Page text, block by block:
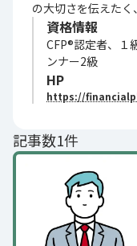
の大切さを伝えたく
資格情報
CFP®認定者、１
ンナー2級
HP
https://
記事数1件